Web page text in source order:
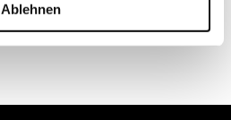
Ablehnen